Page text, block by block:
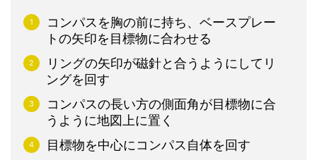
コンパスを胸の前に持ち、ベースプレー
トの矢印を目標物に合わせる
リングの矢印が磁針と合うようにしてリ
ングを回す
コンパスの長い方の側面角が目標物に合
うように地図上に置く
目標物を中心にコンパス自体を回す